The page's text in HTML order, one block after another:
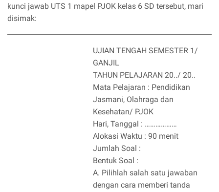
kunci jawab UTS 1 mapel PJOK kelas 6 SD tersebut, mari
disimak:
UJIAN TENGAH SEMESTER 1/
GANJIL
TAHUN PELAJARAN 20../ 20..
Mata Pelajaran : Pendidikan
Jasmani, Olahraga dan
Kesehatan/ PJOK
Hari, Tanggal : ………………
Alokasi Waktu : 90 menit
Jumlah Soal :
Bentuk Soal :
A. Pilihlah salah satu jawaban
dengan cara memberi tanda